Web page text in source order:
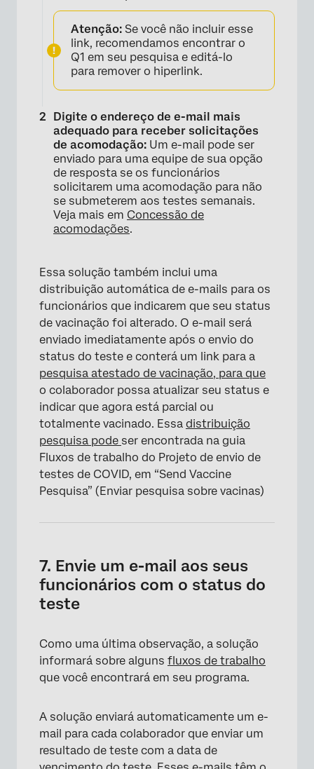
×
Atenção: Se você não incluir esse
link, recomendamos encontrar o
Q1 em seu pesquisa e editá-lo
para remover o hiperlink.
Digite o endereço de e-mail mais
adequado para receber solicitações
de acomodação: Um e-mail pode ser
enviado para uma equipe de sua opção
de resposta se os funcionários
solicitarem uma acomodação para não
se submeterem aos testes semanais.
Veja mais em Concessão de
acomodações.
Essa solução também inclui uma
distribuição automática de e-mails para os
funcionários que indicarem que seu status
de vacinação foi alterado. O e-mail será
enviado imediatamente após o envio do
status do teste e conterá um link para a
pesquisa atestado de vacinação, para que
o colaborador possa atualizar seu status e
indicar que agora está parcial ou
totalmente vacinado. Essa distribuição
pesquisa pode ser encontrada na guia
Fluxos de trabalho do Projeto de envio de
testes de COVID, em “Send Vaccine
Pesquisa” (Enviar pesquisa sobre vacinas)
7. Envie um e-mail aos seus
funcionários com o status do
teste
Como uma última observação, a solução
informará sobre alguns fluxos de trabalho
que você encontrará em seu programa.
A solução enviará automaticamente um e-
mail para cada colaborador que enviar um
resultado de teste com a data de